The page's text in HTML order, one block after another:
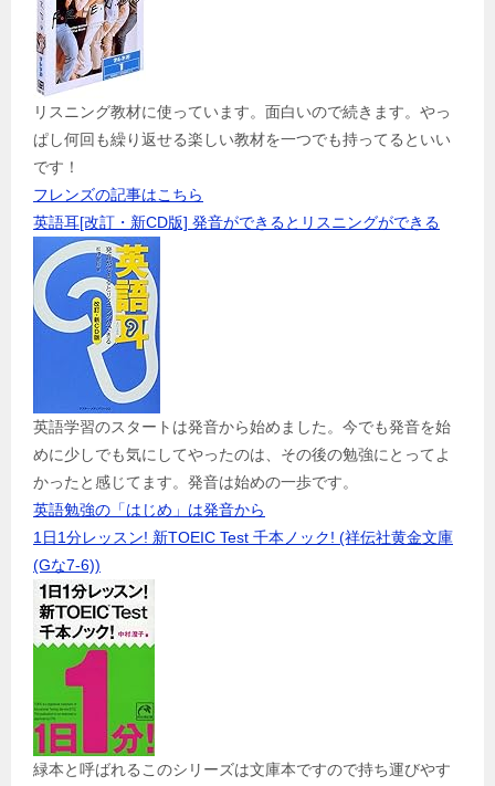
リスニング教材に使っています。面白いので続きます。やっ
ぱし何回も繰り返せる楽しい教材を一つでも持ってるといい
です！
フレンズの記事はこちら
英語耳[改訂・新CD版] 発音ができるとリスニングができる
英語学習のスタートは発音から始めました。今でも発音を始
めに少しでも気にしてやったのは、その後の勉強にとってよ
かったと感じてます。発音は始めの一歩です。
英語勉強の「はじめ」は発音から
1日1分レッスン! 新TOEIC Test 千本ノック! (祥伝社黄金文庫
(Gな7-6))
緑本と呼ばれるこのシリーズは文庫本ですので持ち運びやす